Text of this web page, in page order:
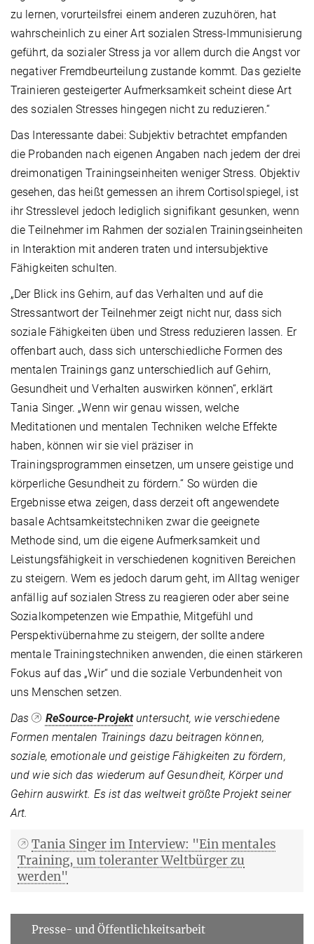
zu lernen, vorurteilsfrei einem anderen zuzuhören, hat
wahrscheinlich zu einer Art sozialen Stress-Immunisierung
geführt, da sozialer Stress ja vor allem durch die Angst vor
negativer Fremdbeurteilung zustande kommt. Das gezielte
Trainieren gesteigerter Aufmerksamkeit scheint diese Art
des sozialen Stresses hingegen nicht zu reduzieren.“
Das Interessante dabei: Subjektiv betrachtet empfanden
die Probanden nach eigenen Angaben nach jedem der drei
dreimonatigen Trainingseinheiten weniger Stress. Objektiv
gesehen, das heißt gemessen an ihrem Cortisolspiegel, ist
ihr Stresslevel jedoch lediglich signifikant gesunken, wenn
die Teilnehmer im Rahmen der sozialen Trainingseinheiten
in Interaktion mit anderen traten und intersubjektive
Fähigkeiten schulten.
„Der Blick ins Gehirn, auf das Verhalten und auf die
Stressantwort der Teilnehmer zeigt nicht nur, dass sich
soziale Fähigkeiten üben und Stress reduzieren lassen. Er
offenbart auch, dass sich unterschiedliche Formen des
mentalen Trainings ganz unterschiedlich auf Gehirn,
Gesundheit und Verhalten auswirken können“, erklärt
Tania Singer. „Wenn wir genau wissen, welche
Meditationen und mentalen Techniken welche Effekte
haben, können wir sie viel präziser in
Trainingsprogrammen einsetzen, um unsere geistige und
körperliche Gesundheit zu fördern.“ So würden die
Ergebnisse etwa zeigen, dass derzeit oft angewendete
basale Achtsamkeitstechniken zwar die geeignete
Methode sind, um die eigene Aufmerksamkeit und
Leistungsfähigkeit in verschiedenen kognitiven Bereichen
zu steigern. Wem es jedoch darum geht, im Alltag weniger
anfällig auf sozialen Stress zu reagieren oder aber seine
Sozialkompetenzen wie Empathie, Mitgefühl und
Perspektivübernahme zu steigern, der sollte andere
mentale Trainingstechniken anwenden, die einen stärkeren
Fokus auf das „Wir“ und die soziale Verbundenheit von
uns Menschen setzen.
Das
ReSource-Projektuntersucht, wie verschiedene
Formen mentalen Trainings dazu beitragen können,
soziale, emotionale und geistige Fähigkeiten zu fördern,
und wie sich das wiederum auf Gesundheit, Körper und
Gehirn auswirkt. Es ist das weltweit größte Projekt seiner
Art.
Tania Singer im Interview: "Ein mentales
Training, um toleranter Weltbürger zu
werden"
Presse- und Öffentlichkeitsarbeit